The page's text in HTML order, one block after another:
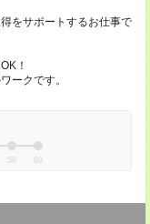
をサポートするお仕事で
！
ークです。
50 60